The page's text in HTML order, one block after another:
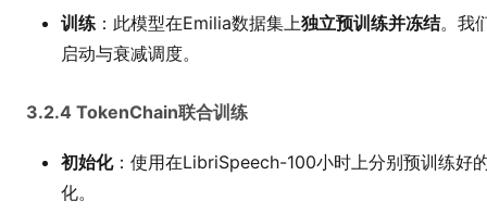
训练 ：此模型在Emilia数据集上独立预训练并冻结。我
启动与衰减调度。
3.2.4 TokenChain联合训练
初始化：使用在LibriSpeech-100小时上分别预训练好
化。